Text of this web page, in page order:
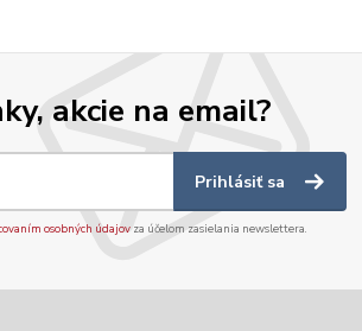
akcie na email?
Prihlásiť sa
osobných údajov za účelom zasielania newslettera.